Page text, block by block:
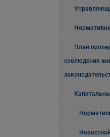
План
соблюдения